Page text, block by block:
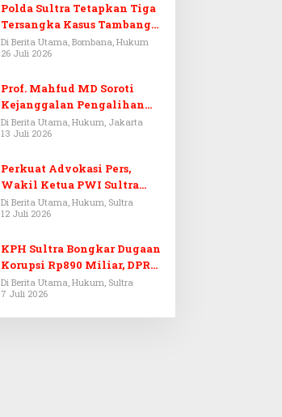
Polda Sultra Tetapkan Tiga
Tersangka Kasus Tambang
Emas Ilegal di Bombana
Di Berita Utama, Bombana, Hukum
26 Juli 2026
Prof. Mahfud MD Soroti
Kejanggalan Pengalihan
Penyelidikan Tersangka
Febrie Adriansyah
Di Berita Utama, Hukum, Jakarta
13 Juli 2026
Perkuat Advokasi Pers,
Wakil Ketua PWI Sultra
Resmi Dilantik Menjadi
Advokat PERADI
Di Berita Utama, Hukum, Sultra
12 Juli 2026
KPH Sultra Bongkar Dugaan
Korupsi Rp890 Miliar, DPRD
Sultra Gelar RDP
Di Berita Utama, Hukum, Sultra
7 Juli 2026